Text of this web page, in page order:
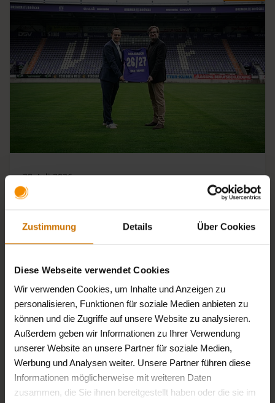
Zustimmung Details Über Cookies
Diese Webseite verwendet Cookies
Wir verwenden Cookies, um Inhalte und Anzeigen zu
personalisieren, Funktionen für soziale Medien anbieten zu
können und die Zugriffe auf unsere Website zu analysieren.
Außerdem geben wir Informationen zu Ihrer Verwendung
unserer Website an unsere Partner für soziale Medien,
Werbung und Analysen weiter. Unsere Partner führen diese
Informationen möglicherweise mit weiteren Daten
zusammen, die Sie ihnen bereitgestellt haben oder die sie im
28. Juli 2026
Die soziale Kraft des Sports im Fokus:
BKK firmus neuer…